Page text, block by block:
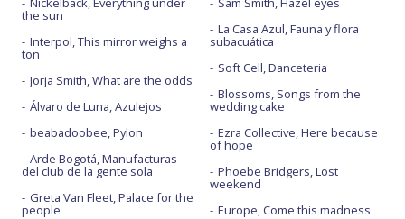
the sun
Interpol, This mirror weighs a
ton
Jorja Smith, What are the odds
Álvaro de Luna, Azulejos
beabadoobee, Pylon
Arde Bogotá, Manufacturas
del club de la gente sola
Greta Van Fleet, Palace for the
people
La Casa Azul, Fauna y flora
subacuática
Soft Cell, Danceteria
Blossoms, Songs from the
wedding cake
Ezra Collective, Here because
of hope
Phoebe Bridgers, Lost
weekend
Europe, Come this madness